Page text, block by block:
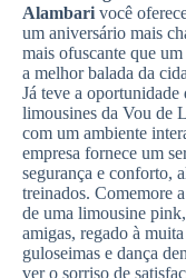
Alambari você
um aniversário mais
mais ofuscante que
a melhor balada da
Já teve a
limousines da Vou de
com um ambiente
empresa fornece um
segurança e conforto,
treinados. Comemore
de uma limousine
amigas, regado à
guloseimas e dança
ver o sorriso de